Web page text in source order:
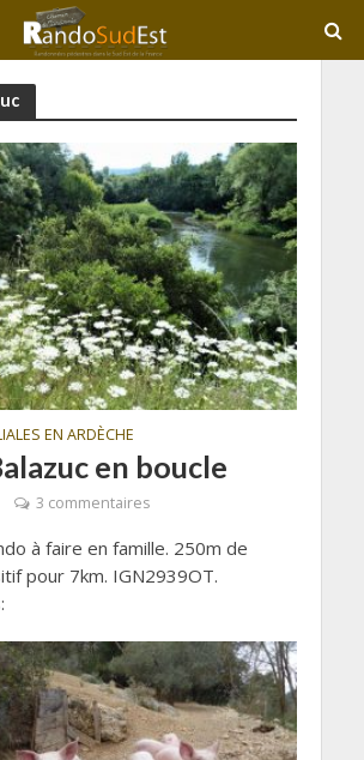
EN ARDÈCHE
en boucle
3 commentaires
à faire en famille. 250m de
pour 7km. IGN2939OT.